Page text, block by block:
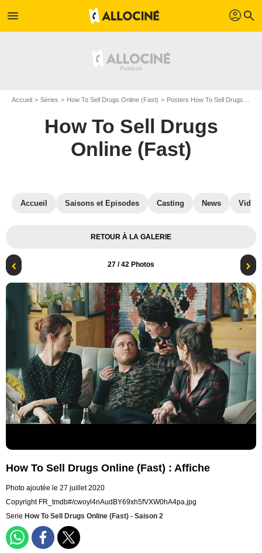
menu profil search
Accueil Séries How To Sell Drugs Online (Fast) Posters How To Sell Drugs Online (Fast)
How To Sell Drugs
Online (Fast)
Accueil Saisons et Episodes Casting News
RETOUR À LA GALERIE
27 / 42 Photos
How To Sell Drugs Online (Fast) : Affiche
Photo ajoutée le 27 juillet 2020
Copyright FR_tmdb#/cwoyl4nAudBY69xh5fVXW0hA4pa.jpg
Serie How To Sell Drugs Online (Fast) - Saison 2